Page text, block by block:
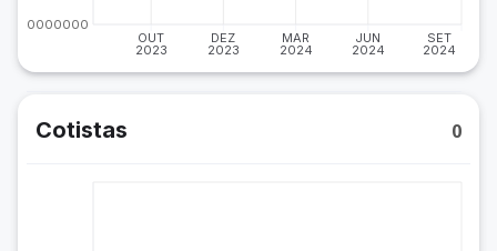
OUT
2023
DEZ
2023
MAR
2024
JUN
2024
SET
2024
-20000000
Cotistas 0